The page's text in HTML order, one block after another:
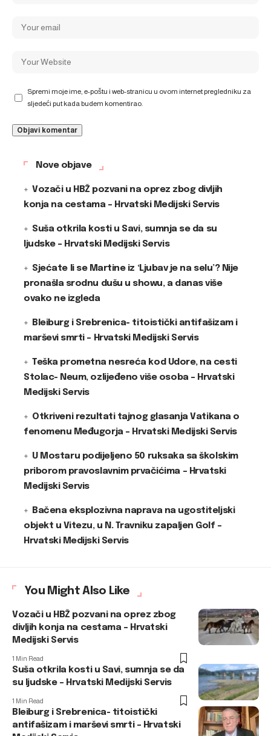
Spremi moje ime, e-poštu i web-stranicu u ovom internet pregledniku za
sljedeći put kada budem komentirao.
Nove objave
Vozači u HBŽ pozvani na oprez zbog divljih
konja na cestama – Hrvatski Medijski Servis
Suša otkrila kosti u Savi, sumnja se da su
ljudske – Hrvatski Medijski Servis
Sjećate li se Martine iz ‘Ljubav je na selu’? Nije
pronašla srodnu dušu u showu, a danas više
ovako ne izgleda
Bleiburg i Srebrenica- titoistički antifašizam i
marševi smrti – Hrvatski Medijski Servis
Teška prometna nesreća kod Udore, na cesti
Stolac- Neum, ozlijeđeno više osoba – Hrvatski
Medijski Servis
Otkriveni rezultati tajnog glasanja Vatikana o
fenomenu Međugorja – Hrvatski Medijski Servis
U Mostaru podijeljeno 50 ruksaka sa školskim
priborom pravoslavnim prvačićima – Hrvatski
Medijski Servis
Bačena eksplozivna naprava na ugostiteljski
objekt u Vitezu, u N. Travniku zapaljen Golf –
Hrvatski Medijski Servis
You Might Also Like
Vozači u HBŽ pozvani na oprez zbog
divljih konja na cestama – Hrvatski
Medijski Servis
1 Min Read
Suša otkrila kosti u Savi, sumnja se da
su ljudske – Hrvatski Medijski Servis
1 Min Read
Bleiburg i Srebrenica- titoistički
antifašizam i marševi smrti – Hrvatski